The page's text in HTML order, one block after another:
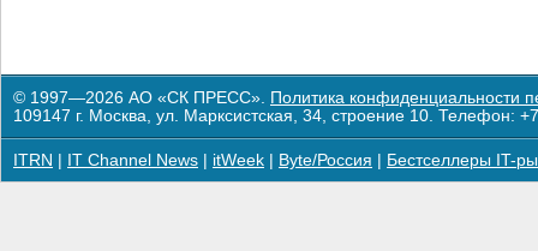
© 1997—2026 АО «СК ПРЕСС». Политика конфиденциальности
109147 г. Москва, ул. Марксистская, 34, строение 10. Телефон:
ITRN IT Channel News itWeek Byte/Россия Бестселлеры IT-